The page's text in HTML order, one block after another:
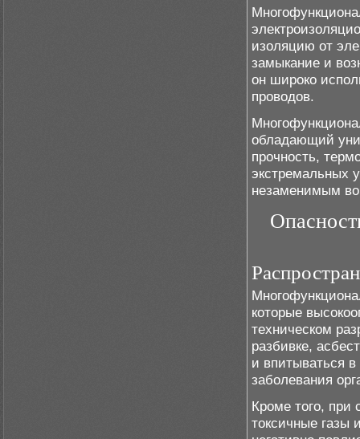
изоляцию от
замыкание и
он широко
проводов.
обладающий
прочность,
экстремальных
незаменимым
которые
техническом
разбивке,
и впитываться в
заболевания
Кроме того, при
токсичные газы